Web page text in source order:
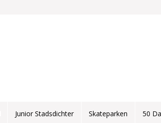
Junior Stadsdichter Skateparken 50